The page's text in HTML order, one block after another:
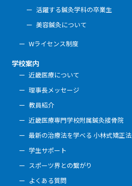
活躍する鍼灸学科の卒業生
美容鍼灸について
Wライセンス制度
学校案内
近畿医療について
理事長メッセージ
教員紹介
近畿医療専門学校附属鍼灸接骨院
最新の治療法を学べる 小林式矯正法
学生サポート
スポーツ界との繋がり
よくある質問